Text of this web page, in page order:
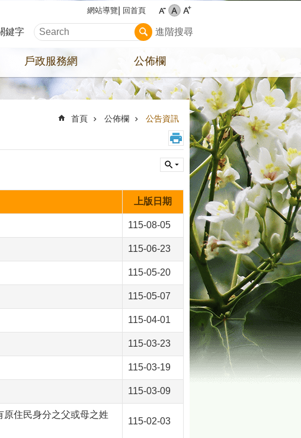
網站導覽 回首頁
鍵字 進階搜尋
戶政服務網 公佈欄
首頁 公佈欄 公告資訊
上版日期
115-08-05
115-06-23
115-05-20
115-05-07
115-04-01
115-03-23
115-03-19
115-03-09
住民身分之父或母之姓
115-02-03